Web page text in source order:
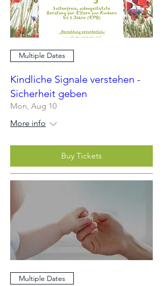
Multiple Dates
Kindliche Signale verstehen -
Sicherheit geben
Mon, Aug 10
More info
Buy Tickets
Multiple Dates